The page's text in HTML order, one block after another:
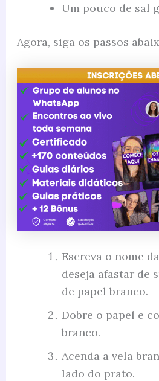
Um pouco de sal
Agora, siga os passos
Escreva o nome
deseja afastar de
de papel branco.
Dobre o papel e
branco.
Acenda a vela
lado do prato.